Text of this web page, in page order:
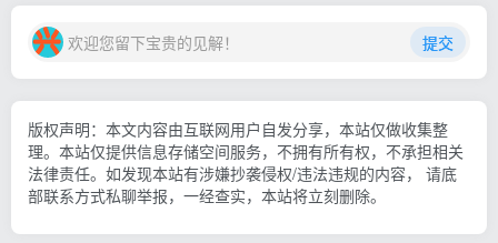
欢迎您留下宝贵的见解！ 提交
版权声明：本文内容由互联网用户自发分享，本站仅做收集整
理。本站仅提供信息存储空间服务，不拥有所有权，不承担相关
法律责任。如发现本站有涉嫌抄袭侵权/违法违规的内容， 请底
部联系方式私聊举报，一经查实，本站将立刻删除。